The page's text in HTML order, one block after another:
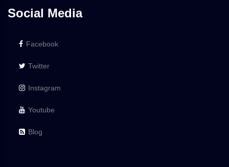
Social Media
Facebook
Twitter
Instagram
Youtube
Blog